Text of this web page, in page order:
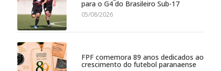
para o G4 do Brasileiro Sub-17
05/08/2026
FPF comemora 89 anos dedicados ao
crescimento do futebol paranaense